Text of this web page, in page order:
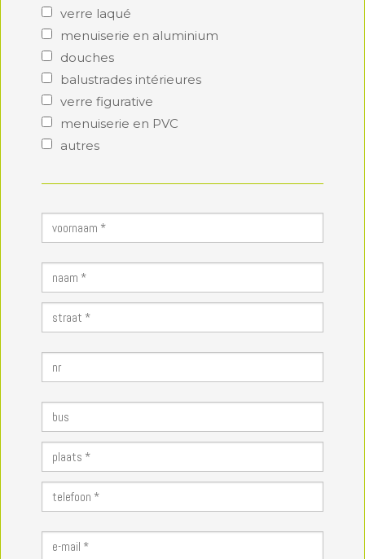
verre laqué
menuiserie en aluminium
douches
balustrades intérieures
verre figurative
menuiserie en PVC
autres